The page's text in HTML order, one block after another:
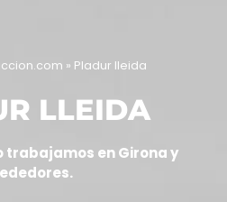
» Pladur lleida
LLEIDA
en Girona y